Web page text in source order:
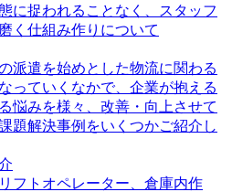
に捉われることなく、スタッフ
く仕組み作りについて
派遣を始めとした物流に関わる
っていくなかで、企業が抱える
悩みを様々、改善・向上させて
題解決事例をいくつかご紹介し
フトオペレーター、倉庫内作